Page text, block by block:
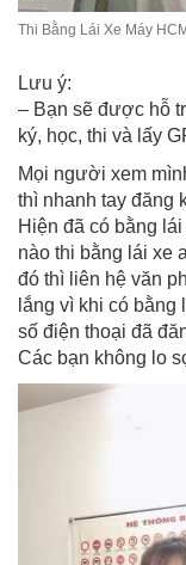
Thi Bằng Lái Xe Máy HCM
Lưu ý:
– Bạn sẽ được hỗ
ký, học, thi và lấy
Mọi người xem
thì nhanh tay đăng
Hiện đã có bằng
nào thi bằng lái xe
đó thì liên hệ văn
lắng vì khi có
số điện thoại đã
Các bạn không lo